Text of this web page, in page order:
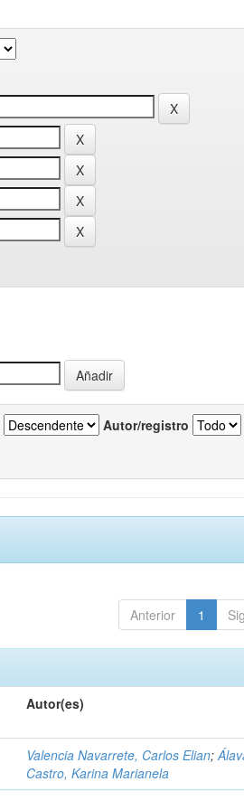
Autor/registro
Anterior 1
Autor(es)
Valencia Navarrete, Carlos Elian;
Castro, Karina Marianela